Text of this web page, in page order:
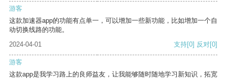
游客
这款加速器app的功能有点单一，可以增加一些新功能，比如增加一个自
动切换线路的功能。
2024-04-01
支持[0] 反对[0]
游客
这款app是我学习路上的良师益友，让我能够随时随地学习新知识，拓宽